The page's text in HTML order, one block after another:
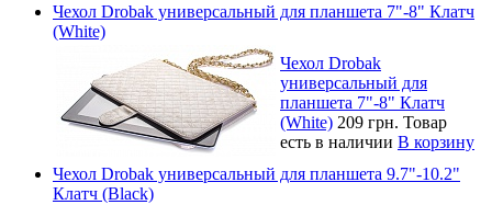
Чехол Drobak универсальный для планшета 7"-8" Клатч
(White)
Чехол Drobak
универсальный для
планшета 7"-8" Клатч
(White) 209 грн. Товар
есть в наличии В корзину
Чехол Drobak универсальный для планшета 9.7"-10.2"
Клатч (Black)